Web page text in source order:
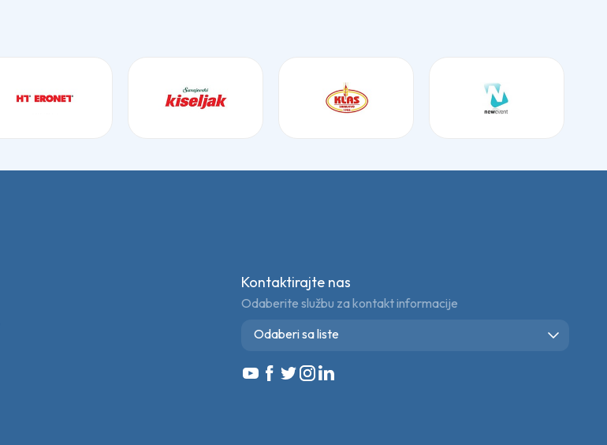
Kontaktirajte nas
Odaberite službu za kontakt informacije
Odaberi sa liste